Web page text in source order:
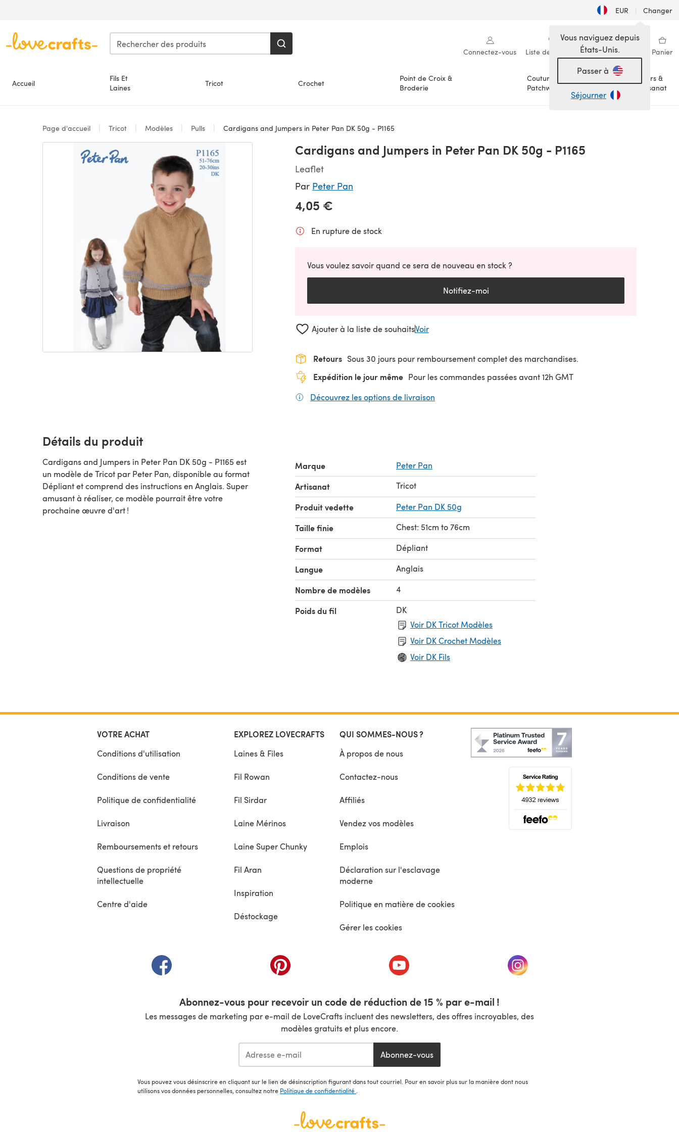
EUR | Changer
Connectez-vous Liste de souhaits Ma bibliothèque Panier
Accueil
Fils Et
Laines
Tricot Crochet
Point de Croix &
Broderie
Couture &
Patchwork
Loisirs &
Artisanat
Vous naviguez depuis
États-Unis.
Passer à
Séjourner
Page d'accueil Tricot Modèles Pulls Cardigans and Jumpers in Peter Pan DK 50g - P1165
Cardigans and Jumpers in Peter Pan DK 50g - P1165
Leaflet
Par Peter Pan
4,05 €
En rupture de stock
Vous voulez savoir quand ce sera de nouveau en stock ?
Notifiez-moi
Ajouter à la liste de souhaitsVoir
Retours Sous 30 jours pour remboursement complet des marchandises.
Expédition le jour même Pour les commandes passées avant 12h GMT
Découvrez les options de livraison
Détails du produit
Cardigans and Jumpers in Peter Pan DK 50g - P1165 est
un modèle de Tricot par Peter Pan, disponible au format
Dépliant et comprend des instructions en Anglais. Super
amusant à réaliser, ce modèle pourrait être votre
prochaine œuvre d'art !
Marque Peter Pan
Artisanat Tricot
Produit vedette Peter Pan DK 50g
Taille finie Chest: 51cm to 76cm
Format Dépliant
Langue Anglais
Nombre de modèles 4
Poids du fil
DK
Voir DK Tricot Modèles
Voir DK Crochet Modèles
Voir DK Fils
VOTRE ACHAT
Conditions d'utilisation
Conditions de vente
Politique de confidentialité
Livraison
Remboursements et retours
Questions de propriété
intellectuelle
Centre d'aide
EXPLOREZ LOVECRAFTS
Laines & Files
Fil Rowan
Fil Sirdar
Laine Mérinos
Laine Super Chunky
Fil Aran
Inspiration
Déstockage
QUI SOMMES-NOUS ?
À propos de nous
Contactez-nous
Affiliés
Vendez vos modèles
Emplois
Déclaration sur l'esclavage
moderne
Politique en matière de cookies
Gérer les cookies
(s'ouvre dans un nouvel onglet) (s'ouvre dans un nouvel onglet) (s'ouvre dans un nouvel onglet) (s'ouvre dans un nouvel onglet)
Abonnez-vous pour recevoir un code de réduction de 15 % par e-mail !
Les messages de marketing par e-mail de LoveCrafts incluent des newsletters, des offres incroyables, des
modèles gratuits et plus encore.
Abonnez-vous
Vous pouvez vous désinscrire en cliquant sur le lien de désinscription figurant dans tout courriel. Pour en savoir plus sur la manière dont nous
utilisons vos données personnelles, consultez notre Politique de confidentialité